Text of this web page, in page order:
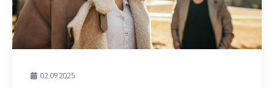
02.09.2025